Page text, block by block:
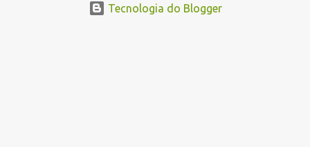
Tecnologia do Blogger